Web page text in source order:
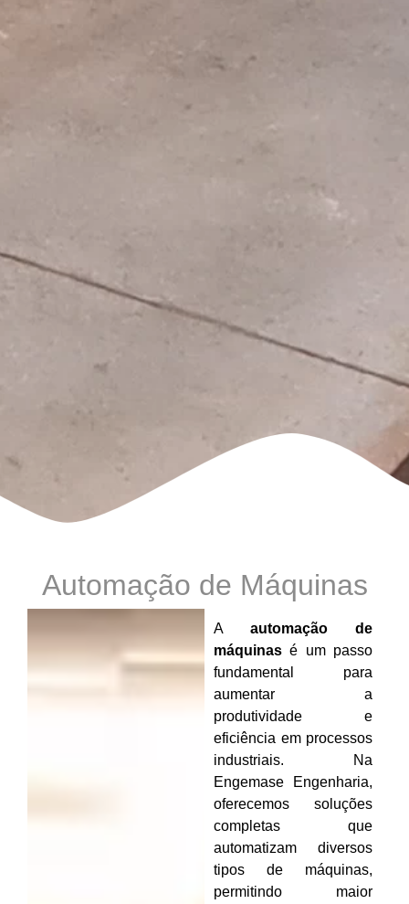
Automação de Máquinas
A automação de
máquinas é um passo
fundamental para
aumentar a
produtividade e
eficiência em processos
industriais. Na
Engemase Engenharia,
oferecemos soluções
completas que
automatizam diversos
tipos de máquinas,
permitindo maior